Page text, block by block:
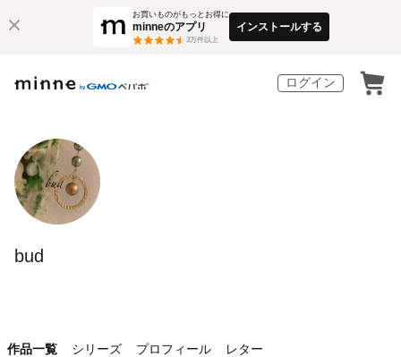
お買いものがもっとお得に
minneのアプリ
3万件以上
インストールする
ログイン
bud
作品一覧 シリーズ プロフィール レター